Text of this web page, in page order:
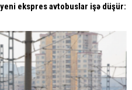
ekspres avtobuslar işə düşür: